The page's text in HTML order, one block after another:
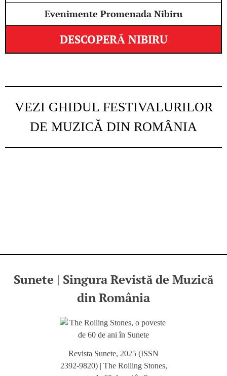
Evenimente Promenada Nibiru
DESCOPERĂ NIBIRU
VEZI GHIDUL FESTIVALURILOR
DE MUZICĂ DIN ROMÂNIA
Sunete | Singura Revistă de Muzică
din România
Revista Sunete, 2025 (ISSN
2392-9820) | The Rolling Stones,